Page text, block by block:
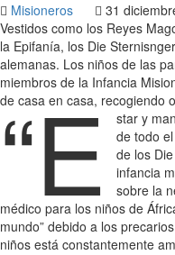
Misioneros
31
Vestidos como los Reyes
la Epifanía, los Die
alemanas. Los niños de las
miembros de la Infancia
de casa en casa, recogiendo
“E star y
de todo
de los
infancia
sobre la
médico para los niños de
mundo” debido a los
niños está constantemente